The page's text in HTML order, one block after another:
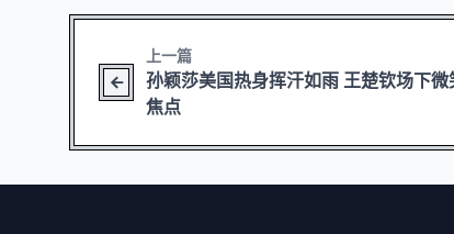
上一篇
孙颖莎美国热身挥汗如雨 王楚钦场下微
焦点